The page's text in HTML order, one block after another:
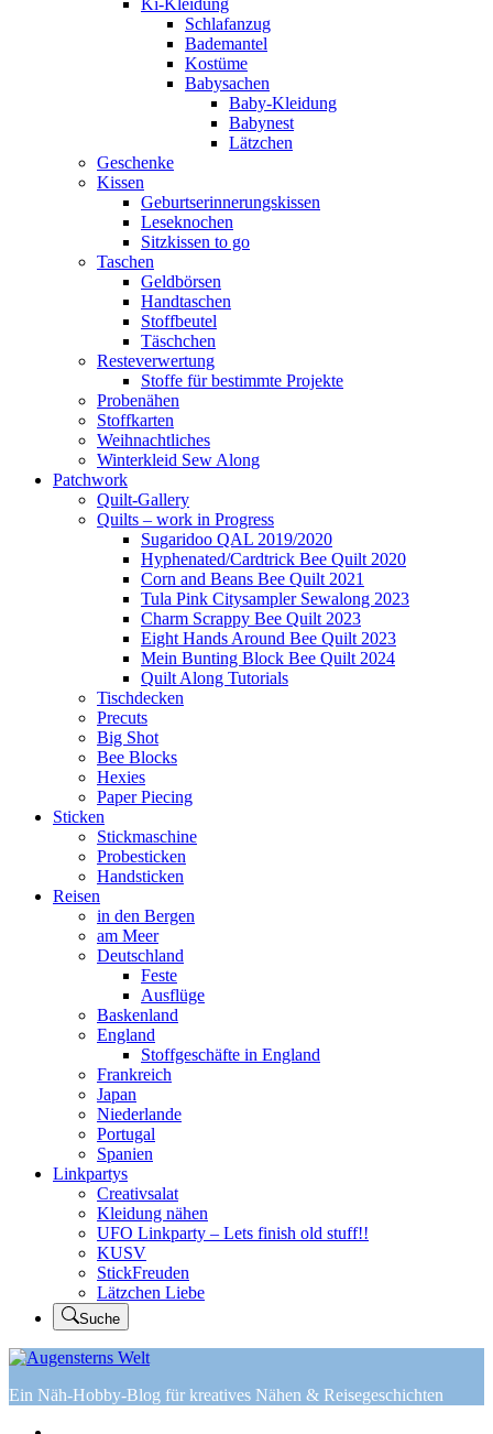
Schlafanzug
Bademantel
Kostüme
Babysachen
Baby-Kleidung
Babynest
Lätzchen
Geschenke
Kissen
Geburtserinnerungskissen
Leseknochen
Sitzkissen to go
Taschen
Geldbörsen
Handtaschen
Stoffbeutel
Täschchen
Resteverwertung
Stoffe für bestimmte Projekte
Probenähen
Stoffkarten
Weihnachtliches
Winterkleid Sew Along
Patchwork
Quilt-Gallery
Quilts – work in Progress
Sugaridoo QAL 2019/2020
Hyphenated/Cardtrick Bee Quilt 2020
Corn and Beans Bee Quilt 2021
Tula Pink Citysampler Sewalong 2023
Charm Scrappy Bee Quilt 2023
Eight Hands Around Bee Quilt 2023
Mein Bunting Block Bee Quilt 2024
Quilt Along Tutorials
Tischdecken
Precuts
Big Shot
Bee Blocks
Hexies
Paper Piecing
Sticken
Stickmaschine
Probesticken
Handsticken
Reisen
in den Bergen
am Meer
Deutschland
Feste
Ausflüge
Baskenland
England
Stoffgeschäfte in England
Frankreich
Japan
Niederlande
Portugal
Spanien
Linkpartys
Creativsalat
Kleidung nähen
UFO Linkparty – Lets finish old stuff!!
KUSV
StickFreuden
Lätzchen Liebe
Suche
Ein Näh-Hobby-Blog für kreatives Nähen & Reisegeschichten